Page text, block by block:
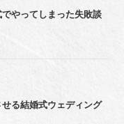
やってしまった失敗談
る結婚式ウェディング